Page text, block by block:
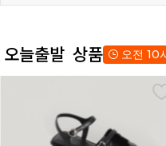
오늘출발 상품 오전 10